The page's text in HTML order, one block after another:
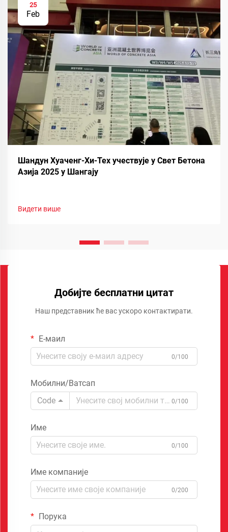
25
Feb
Шандун Хуаченг-Хи-Тех учествује у Свет Бетона
Азија 2025 у Шангају
Видети више
Добијте бесплатни цитат
Наш представник ће вас ускоро контактирати.
Е-маил
0/100
Мобилни/Ватсап
Code
0/100
Име
0/100
Име компаније
0/200
Порука